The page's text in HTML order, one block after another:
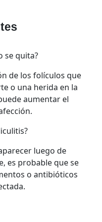
se quita?
de los folículos que
o una herida en la
aumentar el
luego de
es probable que se
o antibióticos